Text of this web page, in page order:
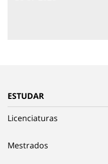
ESTUDAR
Licenciaturas
Mestrados